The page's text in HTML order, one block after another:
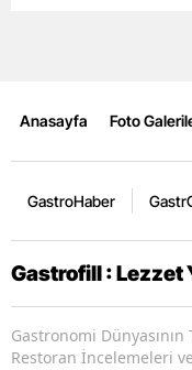
Anasayfa Foto
GastroHaber
Gastrofill : Lezzet
Gastronomi Dünyasının
Restoran İncelemeleri